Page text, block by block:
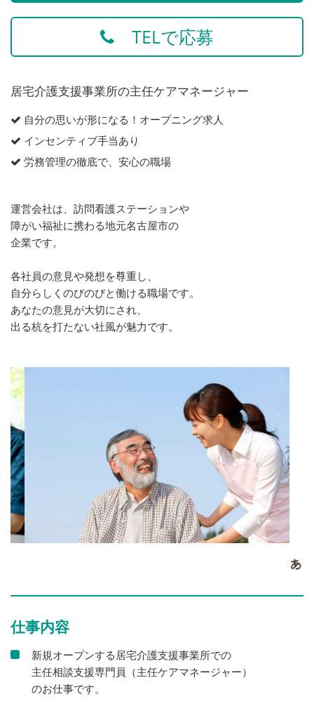
TELで応募
居宅介護支援事業所の主任ケアマネージャー
自分の思いが形になる！オープニング求人
インセンティブ手当あり
労務管理の徹底で、安心の職場
運営会社は、訪問看護ステーションや
障がい福祉に携わる地元名古屋市の
企業です。
各社員の意見や発想を尊重し、
自分らしくのびのびと働ける職場です。
あなたの意見が大切にされ、
出る杭を打たない社風が魅力です。
仕事内容
新規オープンする居宅介護支援事業所での
主任相談支援専門員（主任ケアマネージャー）
のお仕事です。